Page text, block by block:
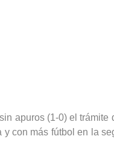
apuros (1-0) el trámite
con más fútbol en la